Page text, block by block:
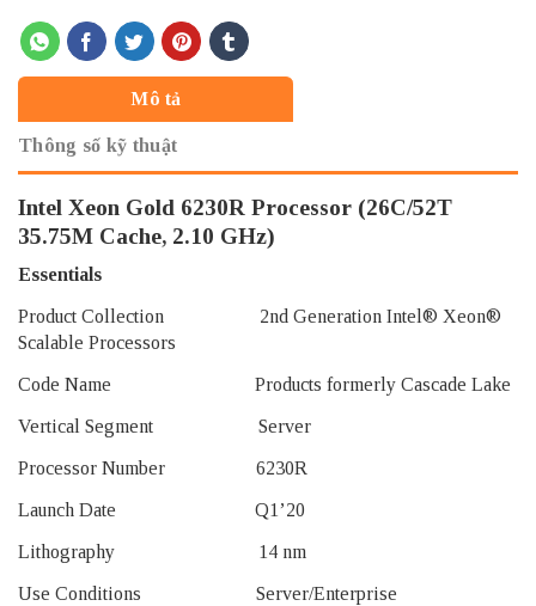
Mô tả
Thông số kỹ thuật
Intel Xeon Gold 6230R Processor (26C/52T
35.75M Cache, 2.10 GHz)
Essentials
Product Collection 2nd Generation Intel® Xeon®
Scalable Processors
Code Name Products formerly Cascade Lake
Vertical Segment Server
Processor Number 6230R
Launch Date Q1’20
Lithography 14 nm
Use Conditions Server/Enterprise